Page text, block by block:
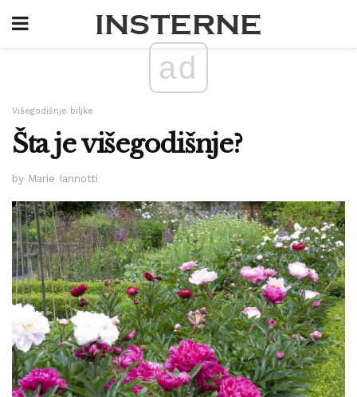
ad
Višegodišnje biljke
Šta je višegodišnje?
by Marie Iannotti